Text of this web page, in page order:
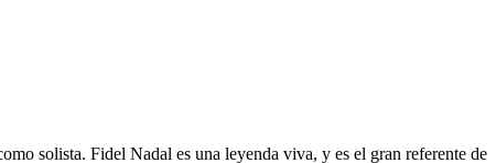
solista. Fidel Nadal es una leyenda viva, y es el gran referente de